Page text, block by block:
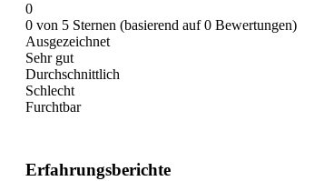
0
0 von 5 Sternen (basierend auf 0 Bewertungen)
Ausgezeichnet
Sehr gut
Durchschnittlich
Schlecht
Furchtbar
Erfahrungsberichte